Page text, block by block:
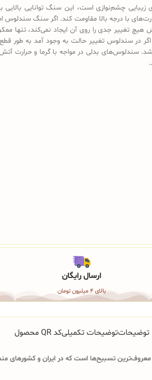
چشم‌نوازی است، این سنگ توانایی بالایی
با درجه بالا مقاومت کند. اگر سنگ
تغییر جدی را روی آن ایجاد نمی‌کند، تنها
اگر در سندلوس تغییر حالت به وجود آمد به طور
سندلوس‌های بدلی در مواجه با گرما و حرارت
ارسال رایگان
بالای 4 میلیون تومان
توضیحاتتوضیحات تکمیلیکد QR محصول
تسبیح‌ها است که در ایران و کشورهای